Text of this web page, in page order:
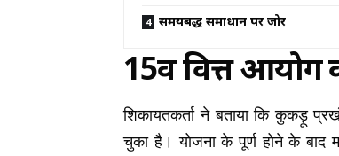
समयबद्ध समाधान पर जोर
15वें वित्त आयोग
शिकायतकर्ता ने बताया कि कुकड़ू
चुका है। योजना के पूर्ण होने के बाद